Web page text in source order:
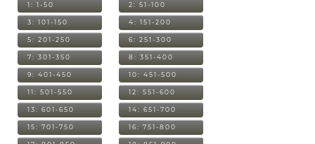
1: 1-50 2: 51-100
3: 101-150 4: 151-200
5: 201-250 6: 251-300
7: 301-350 8: 351-400
9: 401-450 10: 451-500
11: 501-550 12: 551-600
13: 601-650 14: 651-700
15: 701-750 16: 751-800